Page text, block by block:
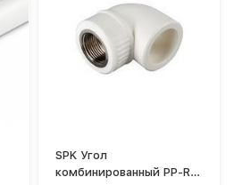
SPK Угол
комбинированный PP-R